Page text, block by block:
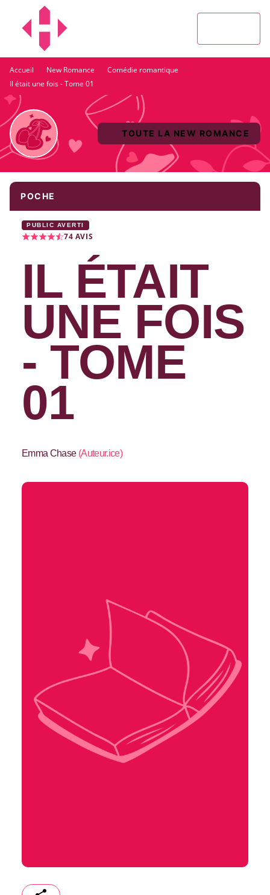
MENU
Accueil · New Romance · Comédie romantique ·
Il était une fois - Tome 01
TOUTE LA NEW ROMANCE
POCHE
PUBLIC AVERTI
74 AVIS
IL ÉTAIT
UNE FOIS
- TOME
01
Emma Chase(Auteur.ice)